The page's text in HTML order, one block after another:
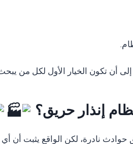
إلى أن تكون الخيار الأول لكل من
إنذار حريق؟
نادرة، لكن الواقع يثبت أن